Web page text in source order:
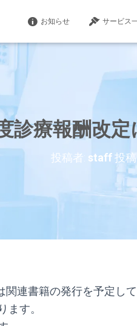
お知らせ サービス
診療報酬改
投稿者: staff投
連書籍の発行を予定して
ます。